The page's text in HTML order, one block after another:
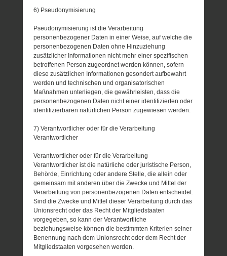
6) Pseudonymisierung
Pseudonymisierung ist die Verarbeitung
personenbezogener Daten in einer Weise, auf welche die
personenbezogenen Daten ohne Hinzuziehung
zusätzlicher Informationen nicht mehr einer spezifischen
betroffenen Person zugeordnet werden können, sofern
diese zusätzlichen Informationen gesondert aufbewahrt
werden und technischen und organisatorischen
Maßnahmen unterliegen, die gewährleisten, dass die
personenbezogenen Daten nicht einer identifizierten oder
identifizierbaren natürlichen Person zugewiesen werden.
7) Verantwortlicher oder für die Verarbeitung
Verantwortlicher
Verantwortlicher oder für die Verarbeitung
Verantwortlicher ist die natürliche oder juristische Person,
Behörde, Einrichtung oder andere Stelle, die allein oder
gemeinsam mit anderen über die Zwecke und Mittel der
Verarbeitung von personenbezogenen Daten entscheidet.
Sind die Zwecke und Mittel dieser Verarbeitung durch das
Unionsrecht oder das Recht der Mitgliedstaaten
vorgegeben, so kann der Verantwortliche
beziehungsweise können die bestimmten Kriterien seiner
Benennung nach dem Unionsrecht oder dem Recht der
Mitgliedstaaten vorgesehen werden.